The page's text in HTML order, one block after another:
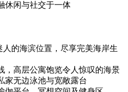
休闲与社交于一体
的海滨位置，尽享完美海岸生
，高层公寓饱览令人惊叹的海景
家无边泳池与宽敞露台